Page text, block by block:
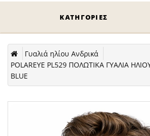
ΚΑΤΗΓΟΡΊΕΣ
Γυαλιά ηλίου Ανδρικά
POLAREYE PL529 ΠΟΛΩΤΙΚΑ ΓΥΑΛΙΑ
BLUE